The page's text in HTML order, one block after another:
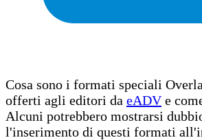
Cosa sono i formati speciali
offerti agli editori da eADVe
Alcuni potrebbero mostrarsi
l'inserimento di questi formati